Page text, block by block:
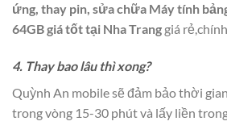
ứng, thay pin, sửa chữa Máy tính
64GB giá tốt tại Nha Trang giá
4. Thay bao lâu thì xong?
Quỳnh An mobile sẽ đảm bảo thời
trong vòng 15-30 phút và lấy liền